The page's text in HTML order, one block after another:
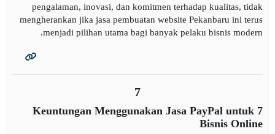
pengalaman, inovasi, dan komitmen terhadap kualitas, tidak
mengherankan jika jasa pembuatan website Pekanbaru ini terus
menjadi pilihan utama bagi banyak pelaku bisnis modern.
7
7 Keuntungan Menggunakan Jasa PayPal untuk
Bisnis Online